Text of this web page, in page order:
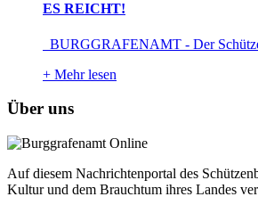
ES REICHT!
BURGGRAFENAMT - Der
+ Mehr lesen
Über uns
Auf diesem Nachrichtenportal des
Kultur und dem Brauchtum ihres Landes